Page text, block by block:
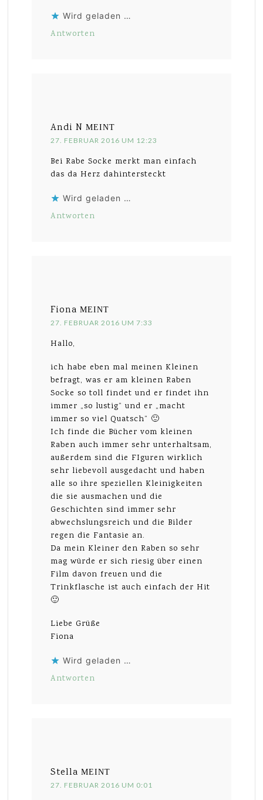
Wird geladen …
Antworten
Andi N MEINT
27. FEBRUAR 2016 UM 12:23
Bei Rabe Socke merkt man einfach
das da Herz dahintersteckt
Wird geladen …
Antworten
Fiona MEINT
27. FEBRUAR 2016 UM 7:33
Hallo,
ich habe eben mal meinen Kleinen
befragt, was er am kleinen Raben
Socke so toll findet und er findet ihn
immer „so lustig“ und er „macht
immer so viel Quatsch“ 🙂
Ich finde die Bücher vom kleinen
Raben auch immer sehr unterhaltsam,
außerdem sind die FIguren wirklich
sehr liebevoll ausgedacht und haben
alle so ihre speziellen Kleinigkeiten
die sie ausmachen und die
Geschichten sind immer sehr
abwechslungsreich und die Bilder
regen die Fantasie an.
Da mein Kleiner den Raben so sehr
mag würde er sich riesig über einen
Film davon freuen und die
Trinkflasche ist auch einfach der Hit
🙂
Liebe Grüße
Fiona
Wird geladen …
Antworten
Stella MEINT
27. FEBRUAR 2016 UM 0:01